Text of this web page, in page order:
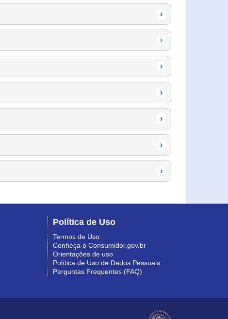
›
›
›
›
›
›
›
Política de Uso
Termos de Uso
Conheça o Consumidor.gov.br
Orientações de uso
Política de Uso de Dados Pessoais
Perguntas Frequentes (FAQ)